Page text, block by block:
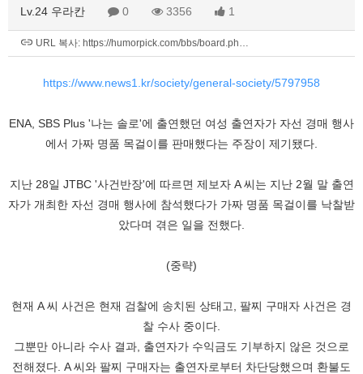
Lv.24 우라칸 0 3356 1
URL 복사: https://humorpick.com/bbs/board.ph…
https://www.news1.kr/society/general-society/5797958
ENA, SBS Plus '나는 솔로'에 출연했던 여성 출연자가 자선 경매 행사
에서 가짜 명품 목걸이를 판매했다는 주장이 제기됐다.
지난 28일 JTBC '사건반장'에 따르면 제보자 A 씨는 지난 2월 말 출연
자가 개최한 자선 경매 행사에 참석했다가 가짜 명품 목걸이를 낙찰받
았다며 겪은 일을 전했다.
(중략)
현재 A 씨 사건은 현재 검찰에 송치된 상태고, 팔찌 구매자 사건은 경
찰 수사 중이다.
그뿐만 아니라 수사 결과, 출연자가 수익금도 기부하지 않은 것으로
전해졌다. A 씨와 팔찌 구매자는 출연자로부터 차단당했으며 환불도